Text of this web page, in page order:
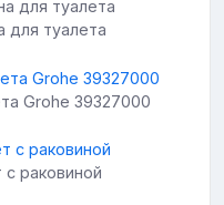
для туалета
Grohe 39327000
раковиной